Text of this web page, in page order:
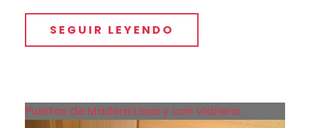
SEGUIR LEYENDO
Puertas de Madera Lisas y con Vidriera